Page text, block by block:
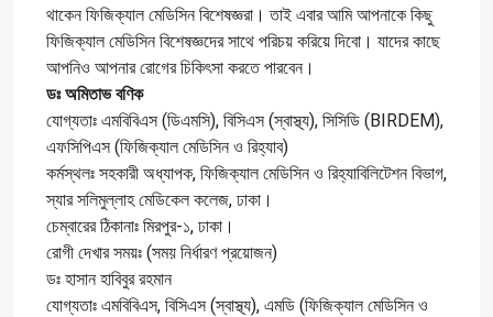
থাকেন ফিজিক্যাল মেডিসিন বিশেষজ্ঞরা। তাই এবার আমি আপনাকে কিছু
ফিজিক্যাল মেডিসিন বিশেষজ্ঞদের সাথে পরিচয় করিয়ে দিবো। যাদের কাছে
আপনিও আপনার রোগের চিকিৎসা করতে পারবেন।
ডঃ অমিতাভ বণিক
যোগ্যতাঃ এমবিবিএস (ডিএমসি), বিসিএস (স্বাস্থ্য), সিসিডি (BIRDEM),
এফসিপিএস (ফিজিক্যাল মেডিসিন ও রিহ্যাব)
কর্মস্থলঃ সহকারী অধ্যাপক, ফিজিক্যাল মেডিসিন ও রিহ্যাবিলিটেশন বিভাগ,
স্যার সলিমুল্লাহ মেডিকেল কলেজ, ঢাকা।
চেম্বারের ঠিকানাঃ মিরপুর-১, ঢাকা।
রোগী দেখার সময়ঃ (সময় নির্ধারণ প্রয়োজন)
ডঃ হাসান হাবিবুর রহমান
যোগ্যতাঃ এমবিবিএস, বিসিএস (স্বাস্থ্য), এমডি (ফিজিক্যাল মেডিসিন ও